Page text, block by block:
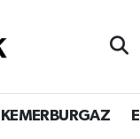
KEMERBURGAZ